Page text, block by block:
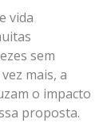
vida
sem
mais, a
o impacto
proposta.